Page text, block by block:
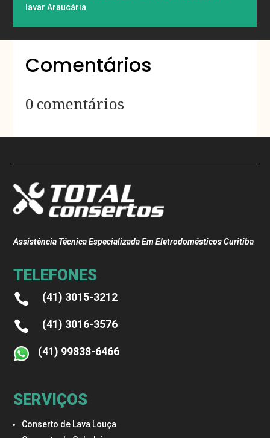
lavar Araucária
Comentários
0 comentários
Assistência Técnica Especializada Em Eletrodomésticos Curitiba
TELEFONES
 (41) 3015-3212
 (41) 3016-3576
(41) 99838-6466
SERVIÇOS
Conserto de Lava Louça